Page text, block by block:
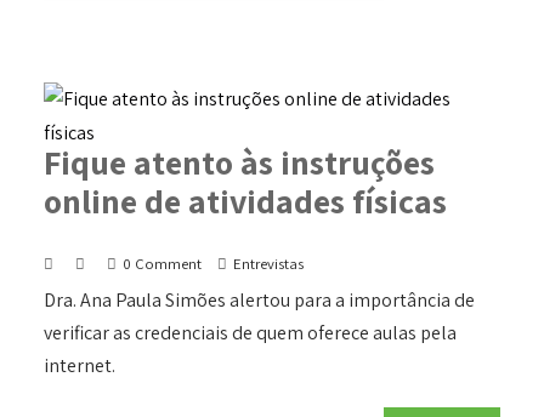
Fique atento às instruções
online de atividades físicas
0 Comment Entrevistas
Dra. Ana Paula Simões alertou para a importância de
verificar as credenciais de quem oferece aulas pela
internet.